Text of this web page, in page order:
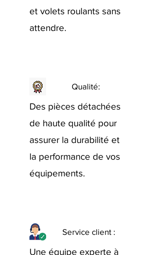
et volets roulants sans
attendre.
Qualité:
Des pièces détachées
de haute qualité pour
assurer la durabilité et
la performance de vos
équipements.
Service client :
Une équipe experte à